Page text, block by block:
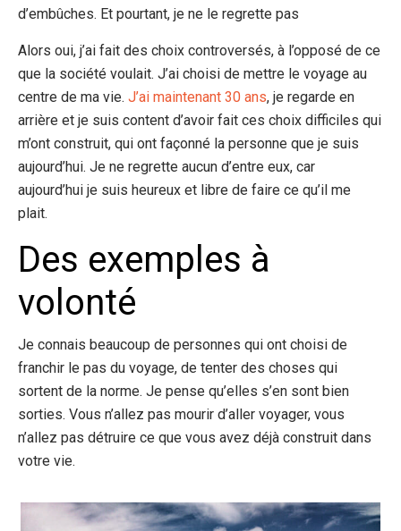
d’embûches. Et pourtant, je ne le regrette pas
Alors oui, j’ai fait des choix controversés, à l’opposé de ce
que la société voulait. J’ai choisi de mettre le voyage au
centre de ma vie. J’ai maintenant 30 ans, je regarde en
arrière et je suis content d’avoir fait ces choix difficiles qui
m’ont construit, qui ont façonné la personne que je suis
aujourd’hui. Je ne regrette aucun d’entre eux, car
aujourd’hui je suis heureux et libre de faire ce qu’il me
plait.
Des exemples à
volonté
Je connais beaucoup de personnes qui ont choisi de
franchir le pas du voyage, de tenter des choses qui
sortent de la norme. Je pense qu’elles s’en sont bien
sorties. Vous n’allez pas mourir d’aller voyager, vous
n’allez pas détruire ce que vous avez déjà construit dans
votre vie.